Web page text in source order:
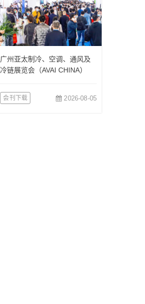
广州亚太制冷、空调、通风及
冷链展览会（AVAI CHINA）
会刊下载 2026-08-05